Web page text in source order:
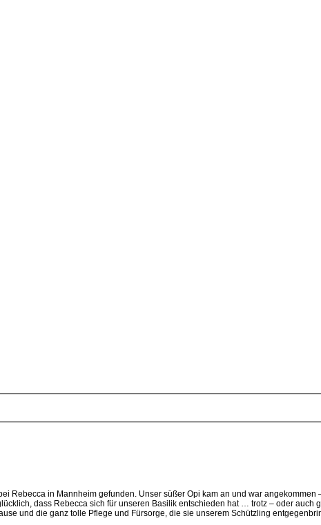
Rebecca in Mannheim gefunden. Unser süßer Opi kam an und war angekommen
dass Rebecca sich für unseren Basilik entschieden hat … trotz – oder auch
und die ganz tolle Pflege und Fürsorge, die sie unserem Schützling